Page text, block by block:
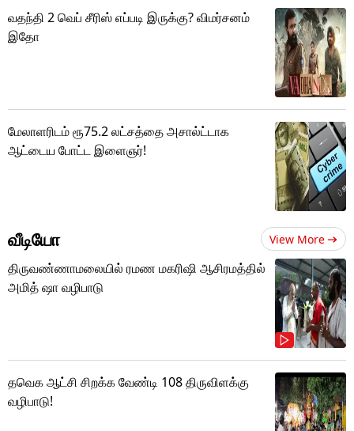
வதந்தி 2 வெப் சீரிஸ் எப்படி இருக்கு? விமர்சனம்
இதோ
மேலாளரிடம் ரூ75.2 லட்சத்தை அசால்ட்டாக
ஆட்டைய போட்ட இளைஞர்!
வீடியோ View More
திருவண்ணாமலையில் ரமண மகரிஷி ஆசிரமத்தில்
அமித் ஷா வழிபாடு
தவெக ஆட்சி சிறக்க வேண்டி 108 திருவிளக்கு
வழிபாடு!